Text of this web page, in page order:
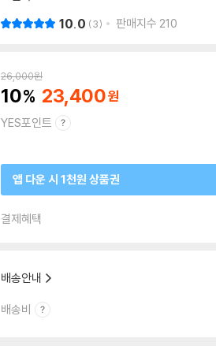
10.0 3 판매지수 210
26,000원
10 23,400
YES포인트
앱 다운 시 1천원 상품권
결제혜택
배송안내
배송비